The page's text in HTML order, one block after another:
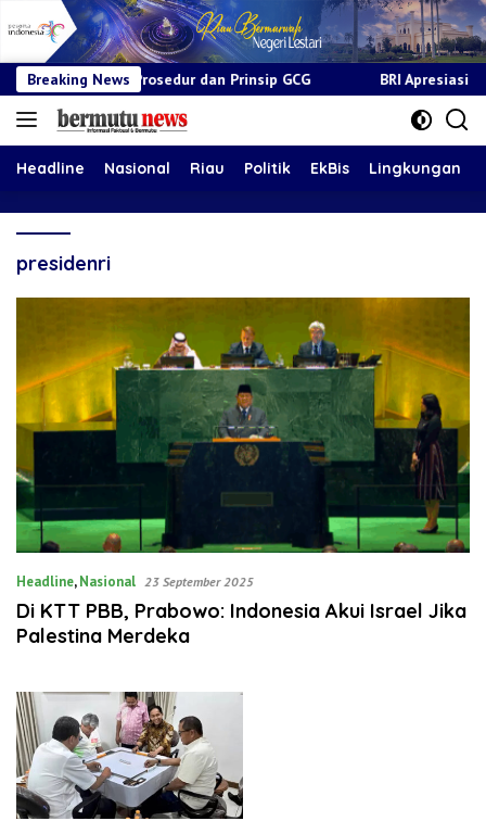
Breaking News
Prosedur dan Prinsip GCG BRI Apresiasi Layanan
Headline Nasional Riau Politik EkBis Lingkungan
presidenri
Headline,Nasional 23 September 2025
Di KTT PBB, Prabowo: Indonesia Akui Israel Jika
Palestina Merdeka